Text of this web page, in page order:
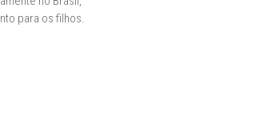
para os filhos.